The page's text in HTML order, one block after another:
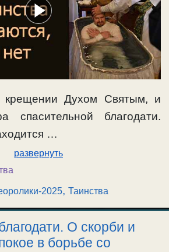
Духом Святым, и
спасительной благодати.
…
развернуть
2025,Таинства
О скорби и
в борьбе со